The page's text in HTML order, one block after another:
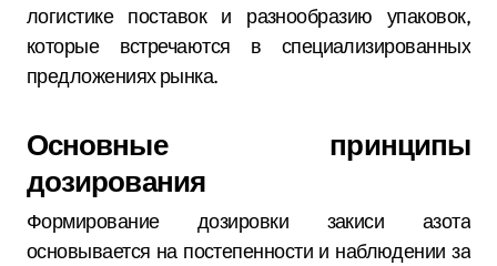
логистике поставок и разнообразию упаковок,
которые встречаются в специализированных
предложениях рынка.
Основные принципы
дозирования
Формирование дозировки закиси азота
основывается на постепенности и наблюдении за